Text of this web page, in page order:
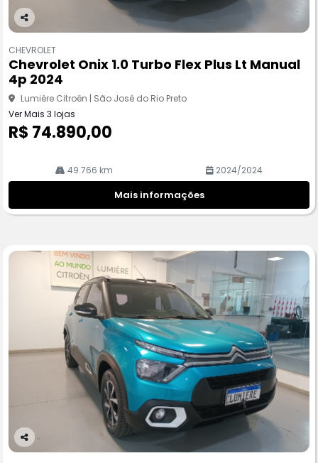
Co
pa
rtil
he
CHEVROLET
Chevrolet Onix 1.0 Turbo Flex Plus Lt Manual
4p 2024
Lumière Citroën | São José do Rio Preto
Ver Mais 3 lojas
R$ 74.890,00
49.766 km 2024/2024
Mais informações
Co